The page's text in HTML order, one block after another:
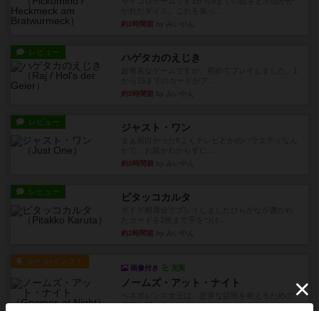
約3時間前
レビュー ハゲタカのえじき
約3時間前
レビュー ジャスト・ワン
約3時間前
レビュー ピタッコカルタ
約3時間前
ルール/インスト
画像付き 充実
ノームズ・アット・ナイト
祝宴を開こうとしています。...